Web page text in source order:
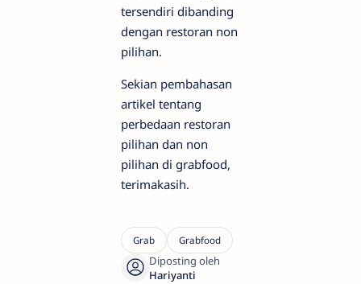
tersendiri dibanding
dengan restoran non
pilihan.
Sekian pembahasan
artikel tentang
perbedaan restoran
pilihan dan non
pilihan di grabfood,
terimakasih.